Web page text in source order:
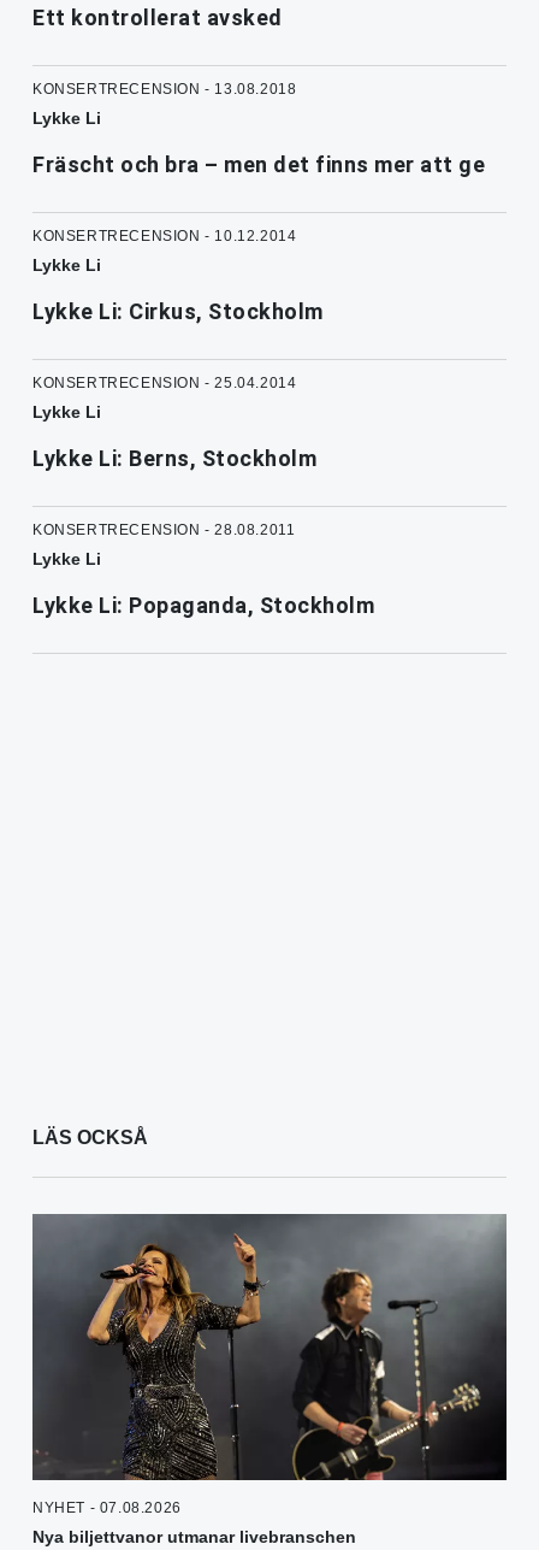
Ett kontrollerat avsked
KONSERTRECENSION - 13.08.2018
Lykke Li
Fräscht och bra – men det finns mer att ge
KONSERTRECENSION - 10.12.2014
Lykke Li
Lykke Li: Cirkus, Stockholm
KONSERTRECENSION - 25.04.2014
Lykke Li
Lykke Li: Berns, Stockholm
KONSERTRECENSION - 28.08.2011
Lykke Li
Lykke Li: Popaganda, Stockholm
LÄS OCKSÅ
NYHET - 07.08.2026
Nya biljettvanor utmanar livebranschen